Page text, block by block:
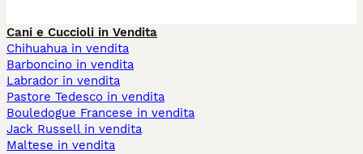
Cani e Cuccioli in Vendita
Chihuahua in vendita
Barboncino in vendita
Labrador in vendita
Pastore Tedesco in vendita
Bouledogue Francese in vendita
Jack Russell in vendita
Maltese in vendita